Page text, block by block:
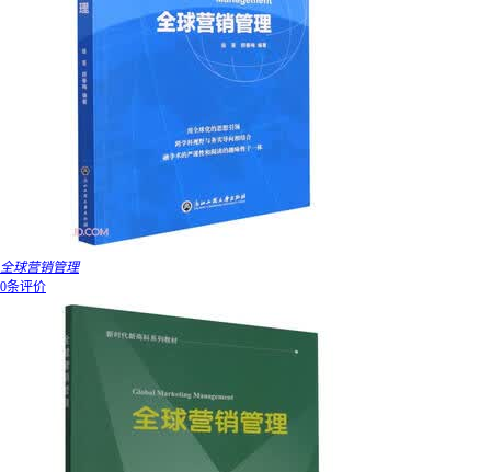
全球营销管理
0条评价